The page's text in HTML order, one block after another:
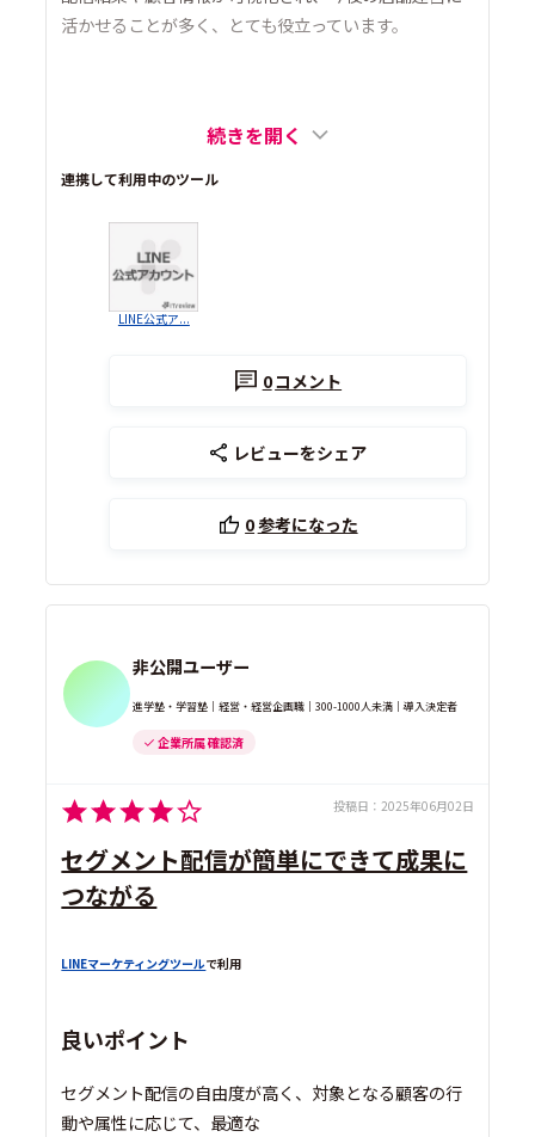
活かせることが多く、とても役立っています。
続きを開く
連携して利用中のツール
LINE公式ア...
0コメント
レビューをシェア
0参考になった
非公開ユーザー
進学塾・学習塾｜経営・経営企画職｜300-1000人未満｜導入決定者
企業所属 確認済
投稿日： 2025年06月02日
セグメント配信が簡単にできて成果に
つながる
LINEマーケティングツールで利用
良いポイント
セグメント配信の自由度が高く、対象となる顧客の行
動や属性に応じて、最適な